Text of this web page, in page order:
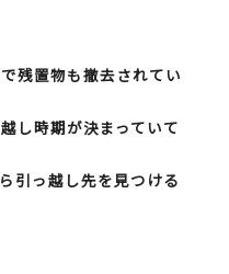
残置物も撤去されてい
し時期が決まっていて
引っ越し先を見つける